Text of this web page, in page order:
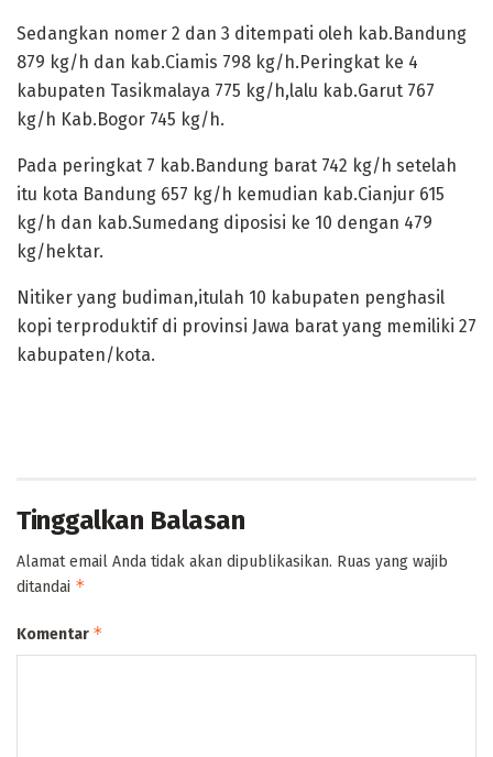
Sedangkan nomer 2 dan 3 ditempati oleh kab.Bandung
879 kg/h dan kab.Ciamis 798 kg/h.Peringkat ke 4
kabupaten Tasikmalaya 775 kg/h,lalu kab.Garut 767
kg/h Kab.Bogor 745 kg/h.
Pada peringkat 7 kab.Bandung barat 742 kg/h setelah
itu kota Bandung 657 kg/h kemudian kab.Cianjur 615
kg/h dan kab.Sumedang diposisi ke 10 dengan 479
kg/hektar.
Nitiker yang budiman,itulah 10 kabupaten penghasil
kopi terproduktif di provinsi Jawa barat yang memiliki 27
kabupaten/kota.
Tinggalkan Balasan
Alamat email Anda tidak akan dipublikasikan. Ruas yang wajib
ditandai *
Komentar *